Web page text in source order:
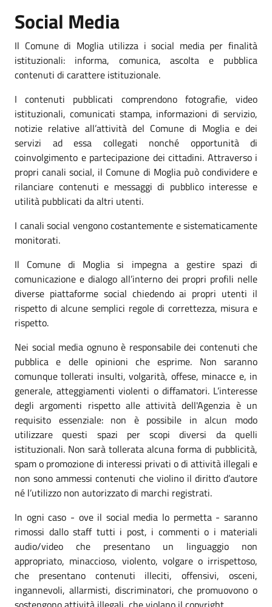
Social Media
Il Comune di Moglia utilizza i social media per finalità
istituzionali: informa, comunica, ascolta e pubblica
contenuti di carattere istituzionale.
I contenuti pubblicati comprendono fotografie, video
istituzionali, comunicati stampa, informazioni di servizio,
notizie relative all’attività del Comune di Moglia e dei
servizi ad essa collegati nonché opportunità di
coinvolgimento e partecipazione dei cittadini. Attraverso i
propri canali social, il Comune di Moglia può condividere e
rilanciare contenuti e messaggi di pubblico interesse e
utilità pubblicati da altri utenti.
I canali social vengono costantemente e sistematicamente
monitorati.
Il Comune di Moglia si impegna a gestire spazi di
comunicazione e dialogo all’interno dei propri profili nelle
diverse piattaforme social chiedendo ai propri utenti il
rispetto di alcune semplici regole di correttezza, misura e
rispetto.
Nei social media ognuno è responsabile dei contenuti che
pubblica e delle opinioni che esprime. Non saranno
comunque tollerati insulti, volgarità, offese, minacce e, in
generale, atteggiamenti violenti o diffamatori. L’interesse
degli argomenti rispetto alle attività dell'Agenzia è un
requisito essenziale: non è possibile in alcun modo
utilizzare questi spazi per scopi diversi da quelli
istituzionali. Non sarà tollerata alcuna forma di pubblicità,
spam o promozione di interessi privati o di attività illegali e
non sono ammessi contenuti che violino il diritto d’autore
né l’utilizzo non autorizzato di marchi registrati.
In ogni caso - ove il social media lo permetta - saranno
rimossi dallo staff tutti i post, i commenti o i materiali
audio/video che presentano un linguaggio non
appropriato, minaccioso, violento, volgare o irrispettoso,
che presentano contenuti illeciti, offensivi, osceni,
ingannevoli, allarmisti, discriminatori, che promuovono o